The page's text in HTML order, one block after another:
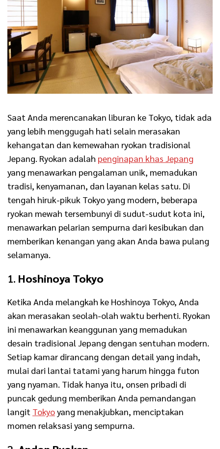
Saat Anda merencanakan liburan ke Tokyo, tidak ada
yang lebih menggugah hati selain merasakan
kehangatan dan kemewahan ryokan tradisional
Jepang. Ryokan adalah penginapan khas Jepang
yang menawarkan pengalaman unik, memadukan
tradisi, kenyamanan, dan layanan kelas satu. Di
tengah hiruk-pikuk Tokyo yang modern, beberapa
ryokan mewah tersembunyi di sudut-sudut kota ini,
menawarkan pelarian sempurna dari kesibukan dan
memberikan kenangan yang akan Anda bawa pulang
selamanya.
1. Hoshinoya Tokyo
Ketika Anda melangkah ke Hoshinoya Tokyo, Anda
akan merasakan seolah-olah waktu berhenti. Ryokan
ini menawarkan keanggunan yang memadukan
desain tradisional Jepang dengan sentuhan modern.
Setiap kamar dirancang dengan detail yang indah,
mulai dari lantai tatami yang harum hingga futon
yang nyaman. Tidak hanya itu, onsen pribadi di
puncak gedung memberikan Anda pemandangan
langit Tokyoyang menakjubkan, menciptakan
momen relaksasi yang sempurna.